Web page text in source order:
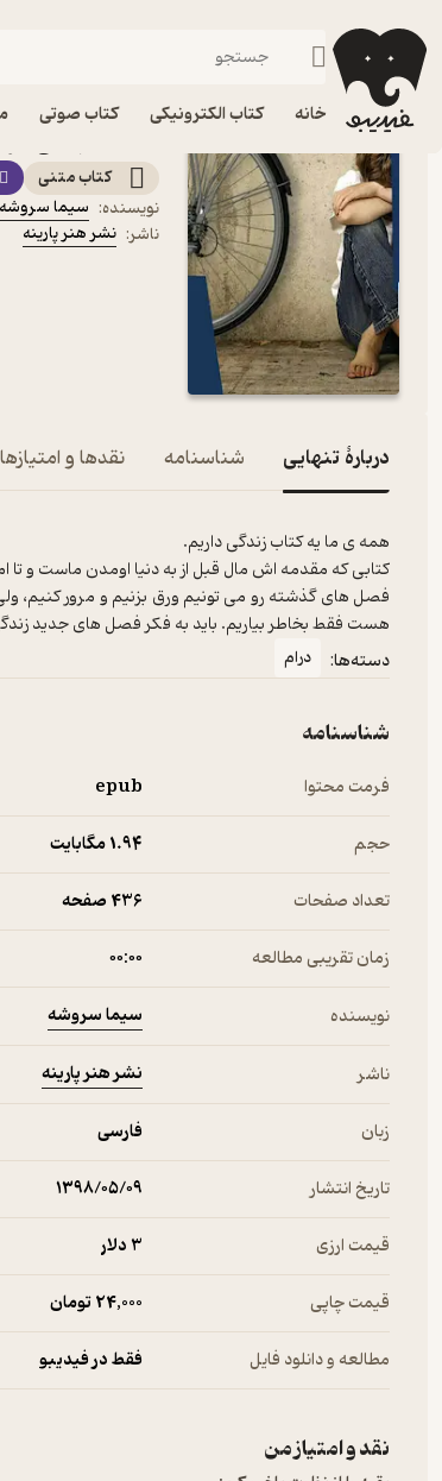
خانه کتاب الکترونیکی کتاب صوتی
فیدیبو کتاب الکترونیکی
کتاب متنی
نویسنده: سیما سروشه
ناشر: نشر هنر پارینه
دربارۀ تنهایی شناسنامه نقدها و امتیازها
فصل های گذشته رو می تونیم ورق بزنیم و مرور کنیم،
هست فقط بخاطر بیاریم. باید به فکر فصل های جدید
دسته‌ها: درام
شناسنامه
فرمت محتوا epub
حجم 1.۹۴ مگابایت
تعداد صفحات 436 صفحه
زمان تقریبی مطالعه ۰۰:۰۰
نویسنده سیما سروشه
ناشر نشر هنر پارینه
زبان فارسی
تاریخ انتشار ۱۳۹۸/۰۵/۰۹
قیمت ارزی 3 دلار
قیمت چاپی 24,000 تومان
مطالعه و دانلود فایل فقط در فیدیبو
نقد و امتیاز من